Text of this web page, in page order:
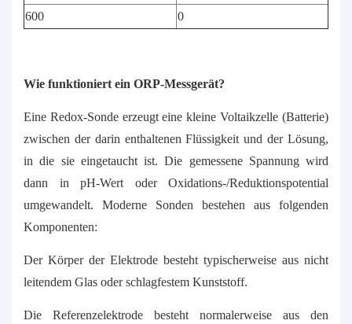
600
0
Wie funktioniert ein ORP-Messgerät?
Eine Redox-Sonde erzeugt eine kleine Voltaikzelle (Batterie)
zwischen der darin enthaltenen Flüssigkeit und der Lösung,
in die sie eingetaucht ist. Die gemessene Spannung wird
dann in pH-Wert oder Oxidations-/Reduktionspotential
umgewandelt. Moderne Sonden bestehen aus folgenden
Komponenten:
Der Körper der Elektrode besteht typischerweise aus nicht
leitendem Glas oder schlagfestem Kunststoff.
Die Referenzelektrode besteht normalerweise aus den